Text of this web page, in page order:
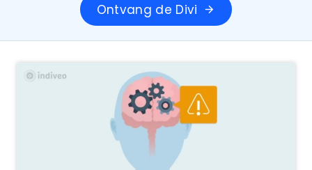
Ontvang de Divi arrow_forward